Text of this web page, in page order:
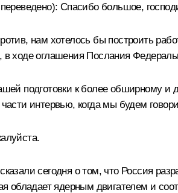
переведено): Спасибо большое,
нам хотелось бы построить
в ходе оглашения Послания
подготовки к более обширному и
части интервью, когда мы будем
сегодня о том, что Россия
обладает ядерным двигателем и